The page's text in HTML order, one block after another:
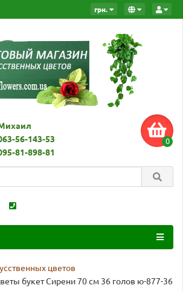
грн.
56-143-53
81-898-81
0
цветов
букет Сирени 70 см 36 голов ю-877-36